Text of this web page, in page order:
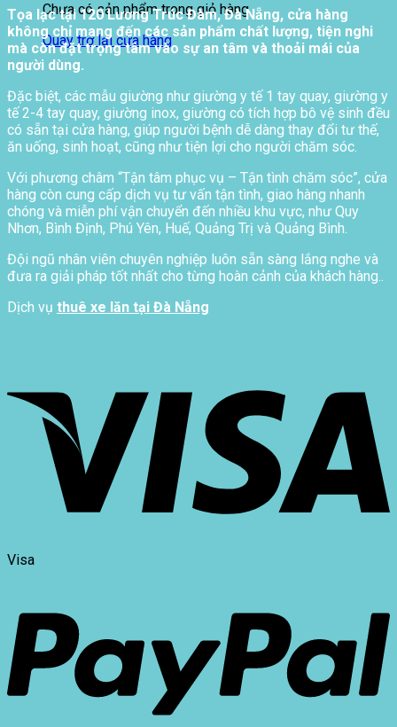
Chưa có sản phẩm trong giỏ hàng.
Quay trở lại cửa hàng
Tọa lạc tại 120 Lương Trúc Đàm, Đà Nẵng, cửa hàng
không chỉ mang đến các sản phẩm chất lượng, tiện nghi
mà còn đặt trọng tâm vào sự an tâm và thoải mái của
người dùng.
Đặc biệt, các mẫu giường như giường y tế 1 tay quay, giường y
tế 2-4 tay quay, giường inox, giường có tích hợp bô vệ sinh đều
có sẵn tại cửa hàng, giúp người bệnh dễ dàng thay đổi tư thế,
ăn uống, sinh hoạt, cũng như tiện lợi cho người chăm sóc.
Với phương châm “Tận tâm phục vụ – Tận tình chăm sóc”, cửa
hàng còn cung cấp dịch vụ tư vấn tận tình, giao hàng nhanh
chóng và miễn phí vận chuyển đến nhiều khu vực, như Quy
Nhơn, Bình Định, Phú Yên, Huế, Quảng Trị và Quảng Bình.
Đội ngũ nhân viên chuyên nghiệp luôn sẵn sàng lắng nghe và
đưa ra giải pháp tốt nhất cho từng hoàn cảnh của khách hàng..
Dịch vụ thuê xe lăn tại Đà Nẵng
Visa